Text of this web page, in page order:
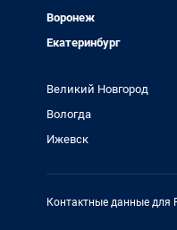
Воронеж
Екатеринбург
Великий Новгород
Вологда
Ижевск
Контактные данные для